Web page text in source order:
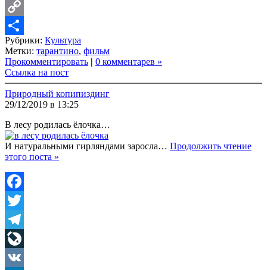
LinkedIn
Copy
Link
Share
Рубрики: Культура
Метки: тарантино, фильм
Прокомментировать | 0 комментарев »
Ссылка на пост
Природный копипиздинг
29/12/2019 в 13:25
В лесу родилась ёлочка…
И натуральными гирляндами заросла… Продолжить чтение
этого поста »
Facebook
Twitter
Telegram
LiveJournal